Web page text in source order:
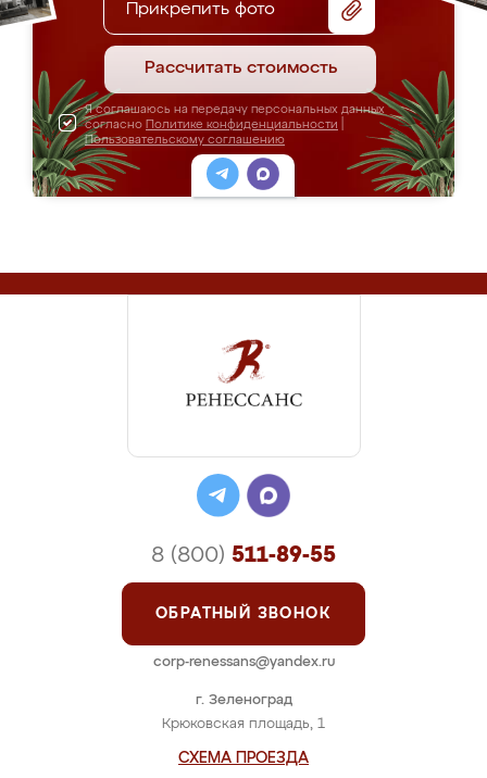
Прикрепить фото
Рассчитать стоимость
Я соглашаюсь на передачу персональных данных
согласно Политике конфиденциальности
Пользовательскому соглашению
г. Зеленоград
Крюковская площадь, 1
СХЕМА ПРОЕЗДА
8 (800) 511-89-55
ОБРАТНЫЙ ЗВОНОК
corp-renessans@yandex.ru